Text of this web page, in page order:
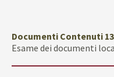
Documenti Contenuti 13
Esame dei documenti